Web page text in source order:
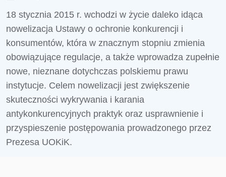
18 stycznia 2015 r. wchodzi w życie daleko idąca
nowelizacja Ustawy o ochronie konkurencji i
konsumentów, która w znacznym stopniu zmienia
obowiązujące regulacje, a także wprowadza zupełnie
nowe, nieznane dotychczas polskiemu prawu
instytucje. Celem nowelizacji jest zwiększenie
skuteczności wykrywania i karania
antykonkurencyjnych praktyk oraz usprawnienie i
przyspieszenie postępowania prowadzonego przez
Prezesa UOKiK.